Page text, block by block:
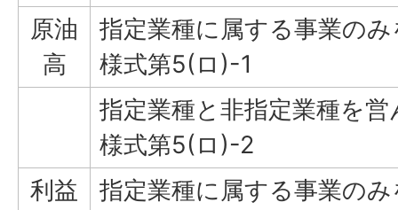
原油
高
指定業種に属する事業の
様式第5(ロ)-1
指定業種と非指定業種
様式第5(ロ)-2
利益
指定業種に属する事業の